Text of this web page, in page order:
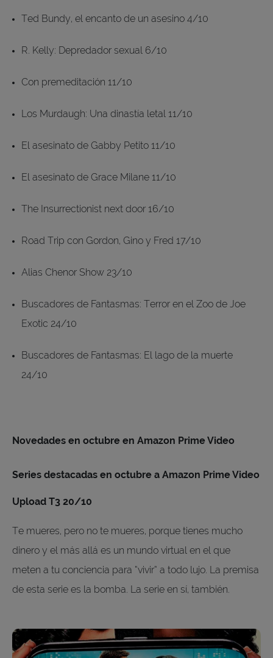
Ted Bundy, el encanto de un asesino 4/10
R. Kelly: Depredador sexual 6/10
Con premeditación 11/10
Los Murdaugh: Una dinastía letal 11/10
El asesinato de Gabby Petito 11/10
El asesinato de Grace Milane 11/10
The Insurrectionist next door 16/10
Road Trip con Gordon, Gino y Fred 17/10
Alias Chenor Show 23/10
Buscadores de Fantasmas: Terror en el Zoo de Joe
Exotic 24/10
Buscadores de Fantasmas: El lago de la muerte
24/10
Novedades en octubre en Amazon Prime Video
Series destacadas en octubre a Amazon Prime Video
Upload T3 20/10
Te mueres, pero no te mueres, porque tienes mucho
dinero y el más allá es un mundo virtual en el que
meten a tu conciencia para “vivir” a todo lujo. La premisa
de esta serie es la bomba. La serie en sí, también.